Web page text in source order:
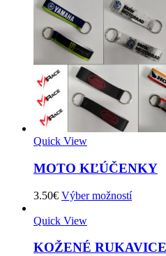
Quick View
MOTO KĽÚČENKY
3.50€ Výber možností
Quick View
KOŽENÉ